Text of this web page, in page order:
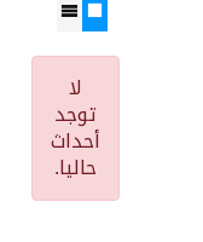
لا
توجد
أحداث
حاليا.